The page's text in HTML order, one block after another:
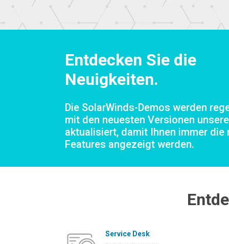
Entdecken Sie die
Neuigkeiten.
Die SolarWinds-Demos werden
mit den neuesten Versionen
aktualisiert, damit Ihnen immer die
Features angezeigt werden.
Service Desk